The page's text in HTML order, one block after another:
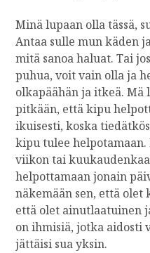
Minä lupaan olla tässä,
Antaa sulle mun käden
mitä sanoa haluat. Tai
puhua, voit vain olla ja
olkapäähän ja itkeä.
pitkään, että kipu
ikuisesti, koska
kipu tulee
viikon tai
helpottamaan jonain
näkemään sen, että olet
että olet ainutlaatuinen
on ihmisiä, jotka aidosti
jättäisi sua yksin.